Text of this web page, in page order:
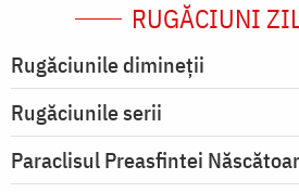
RUGĂCIUNI
Rugăciunile dimineții
Rugăciunile serii
Paraclisul Preasfintei